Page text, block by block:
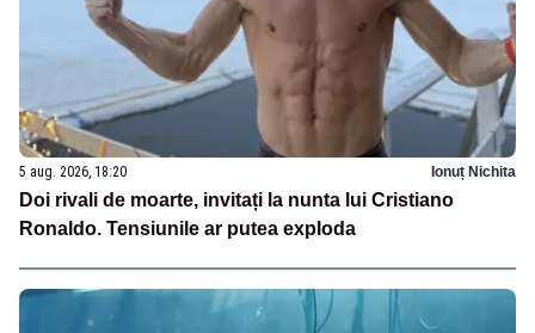
5 aug. 2026, 18:20 Ionuț Nichita
Doi rivali de moarte, invitați la nunta lui Cristiano
Ronaldo. Tensiunile ar putea exploda